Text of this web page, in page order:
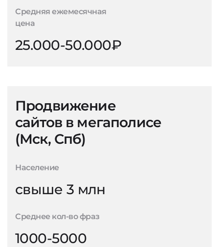
Средняя ежемесячная
цена
25.000-50.000₽
Продвижение
сайтов в мегаполисе
(Мск, Спб)
Население
свыше 3 млн
Среднее кол-во фраз
1000-5000